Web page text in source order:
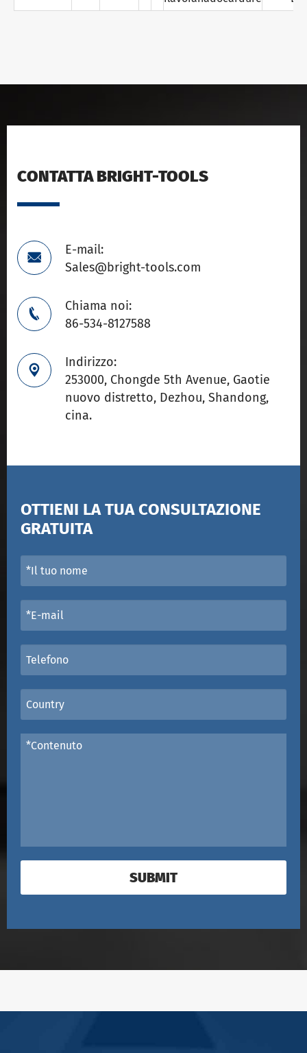
CONTATTA BRIGHT-TOOLS

E-mail:
Sales@bright-tools.com

Chiama noi:
86-534-8127588

Indirizzo:
253000, Chongde 5th Avenue, Gaotie
nuovo distretto, Dezhou, Shandong,
cina.
OTTIENI LA TUA CONSULTAZIONE
GRATUITA
SUBMIT